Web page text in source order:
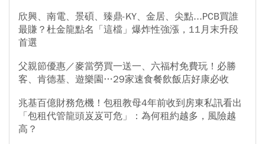
欣興、南電、景碩、臻鼎-KY、金居、尖點...PCB買誰
最賺？杜金龍點名「這檔」爆炸性強漲，11月末升段
首選
父親節優惠／麥當勞買一送一、六福村免費玩！必勝
客、肯德基、遊樂園…29家速食餐飲飯店好康必收
兆基百億財務危機！包租教母4年前收到房東私訊看出
「包租代管龍頭岌岌可危」：為何租約越多，風險越
高？